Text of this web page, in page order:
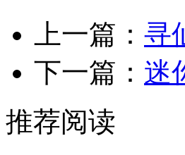
上一篇： 寻
下一篇： 迷
推荐阅读